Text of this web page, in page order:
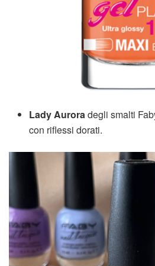
Lady Auroradegli smalti
con riflessi dorati.